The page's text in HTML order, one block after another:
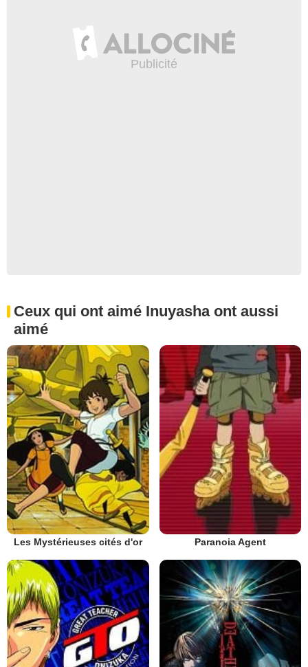
Ceux qui ont aimé Inuyasha ont aussi
aimé
Les Mystérieuses cités d'or Paranoia Agent